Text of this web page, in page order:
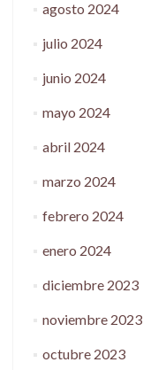
agosto 2024
julio 2024
junio 2024
mayo 2024
abril 2024
marzo 2024
febrero 2024
enero 2024
diciembre 2023
noviembre 2023
octubre 2023